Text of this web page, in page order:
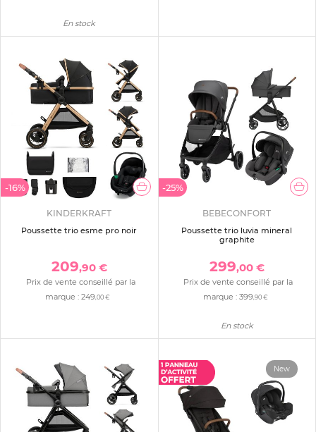
En stock
-16%
KINDERKRAFT
Poussette trio esme pro noir
209,90 €
Prix de vente conseillé par la
marque :249 ,00 €
-25%
BEBECONFORT
Poussette trio luvia mineral
graphite
299,00 €
Prix de vente conseillé par la
marque : 399 ,90 €
En stock
New